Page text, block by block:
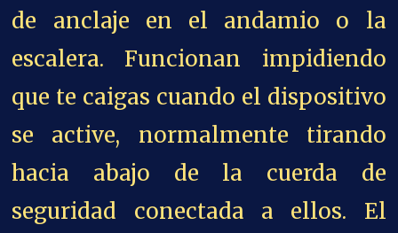
arnés se lleva alrededor de la
cintura y se conecta a todas las
demás partes del sistema PFAS
mediante hebillas y correas.
ESTE GRUPO DE REVISTAS DIGITALES SE FINANCIA CON
LAS APORTACIONES DE LOS PATROCINADORES. ¿QUIERES